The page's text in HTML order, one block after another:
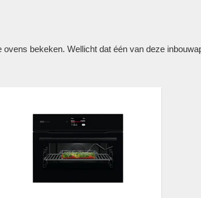
bekeken. Wellicht dat één van deze